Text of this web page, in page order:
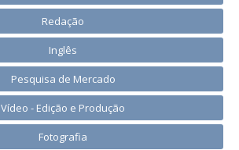
Redação
Inglês
Pesquisa de Mercado
Vídeo - Edição e Produção
Fotografia